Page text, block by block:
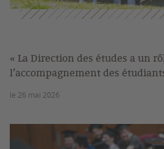
« La Direction des études a un
l’accompagnement des
le 26 mai 2026